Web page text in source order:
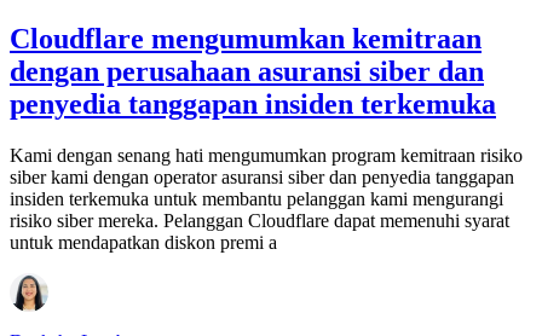
Cloudflare mengumumkan kemitraan
dengan perusahaan asuransi siber dan
penyedia tanggapan insiden terkemuka
Kami dengan senang hati mengumumkan program kemitraan risiko
siber kami dengan operator asuransi siber dan penyedia tanggapan
insiden terkemuka untuk membantu pelanggan kami mengurangi
risiko siber mereka. Pelanggan Cloudflare dapat memenuhi syarat
untuk mendapatkan diskon premi a